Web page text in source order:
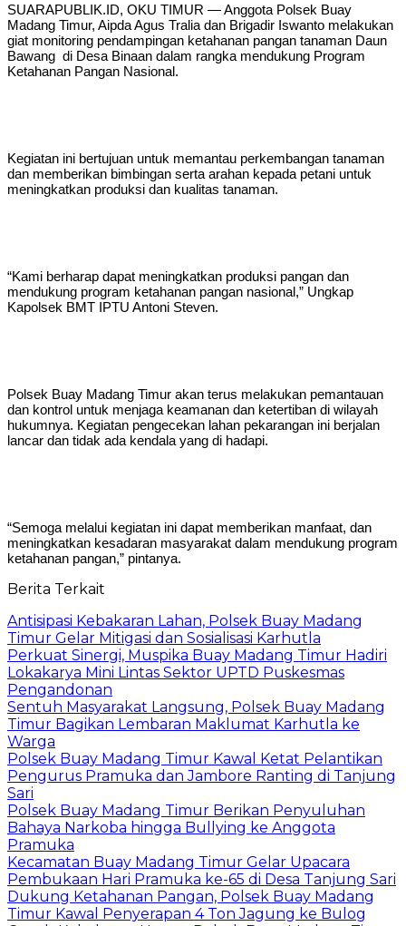
SUARAPUBLIK.ID, OKU TIMUR — Anggota Polsek Buay
Madang Timur, Aipda Agus Tralia dan Brigadir Iswanto melakukan
giat monitoring pendampingan ketahanan pangan tanaman Daun
Bawang di Desa Binaan dalam rangka mendukung Program
Ketahanan Pangan Nasional.
Kegiatan ini bertujuan untuk memantau perkembangan tanaman
dan memberikan bimbingan serta arahan kepada petani untuk
meningkatkan produksi dan kualitas tanaman.
“Kami berharap dapat meningkatkan produksi pangan dan
mendukung program ketahanan pangan nasional,” Ungkap
Kapolsek BMT IPTU Antoni Steven.
Polsek Buay Madang Timur akan terus melakukan pemantauan
dan kontrol untuk menjaga keamanan dan ketertiban di wilayah
hukumnya. Kegiatan pengecekan lahan pekarangan ini berjalan
lancar dan tidak ada kendala yang di hadapi.
“Semoga melalui kegiatan ini dapat memberikan manfaat, dan
meningkatkan kesadaran masyarakat dalam mendukung program
ketahanan pangan,” pintanya.
Berita Terkait
Antisipasi Kebakaran Lahan, Polsek Buay Madang
Timur Gelar Mitigasi dan Sosialisasi Karhutla
Perkuat Sinergi, Muspika Buay Madang Timur Hadiri
Lokakarya Mini Lintas Sektor UPTD Puskesmas
Pengandonan
Sentuh Masyarakat Langsung, Polsek Buay Madang
Timur Bagikan Lembaran Maklumat Karhutla ke
Warga
Polsek Buay Madang Timur Kawal Ketat Pelantikan
Pengurus Pramuka dan Jambore Ranting di Tanjung
Sari
Polsek Buay Madang Timur Berikan Penyuluhan
Bahaya Narkoba hingga Bullying ke Anggota
Pramuka
Kecamatan Buay Madang Timur Gelar Upacara
Pembukaan Hari Pramuka ke-65 di Desa Tanjung Sari
Dukung Ketahanan Pangan, Polsek Buay Madang
Timur Kawal Penyerapan 4 Ton Jagung ke Bulog